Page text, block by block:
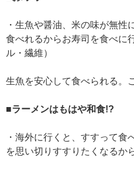
・生魚や醤油、米の味が無性
食べれるからお寿司を食べに
ル・繊維）
生魚を安心して食べられる。
■ラーメンはもはや和食!?
・海外に行くと、すすって食
を思い切りすすりたくなるか